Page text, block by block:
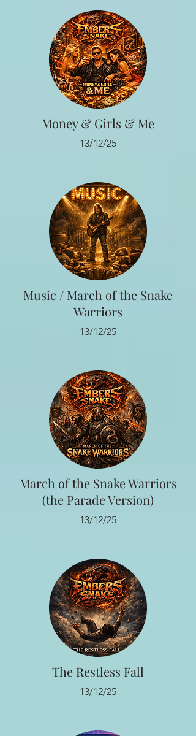
Money & Girls & Me
13/12/25
Music / March of the Snake
Warriors
13/12/25
March of the Snake Warriors
(the Parade Version)
13/12/25
The Restless Fall
13/12/25